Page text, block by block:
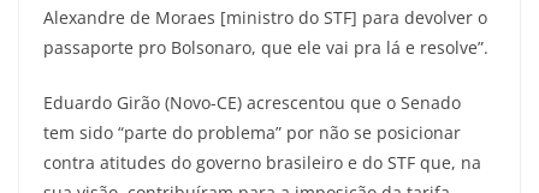
Alexandre de Moraes [ministro do STF] para devolver o
passaporte pro Bolsonaro, que ele vai pra lá e resolve”.
Eduardo Girão (Novo-CE) acrescentou que o Senado
tem sido “parte do problema” por não se posicionar
contra atitudes do governo brasileiro e do STF que, na